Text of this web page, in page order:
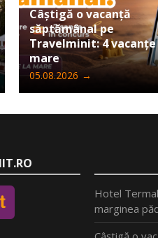
Câștigă o vacanță
săptămânal pe
Travelminit: 4
mare
05.08.2026 →
Hotel
marginea